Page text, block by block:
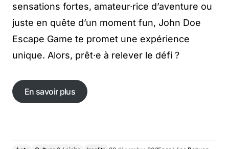
sensations fortes, amateur·rice d’aventure ou
juste en quête d’un moment fun, John Doe
Escape Game te promet une expérience
unique. Alors, prêt·e à relever le défi ?
En savoir plus
En savoir plus